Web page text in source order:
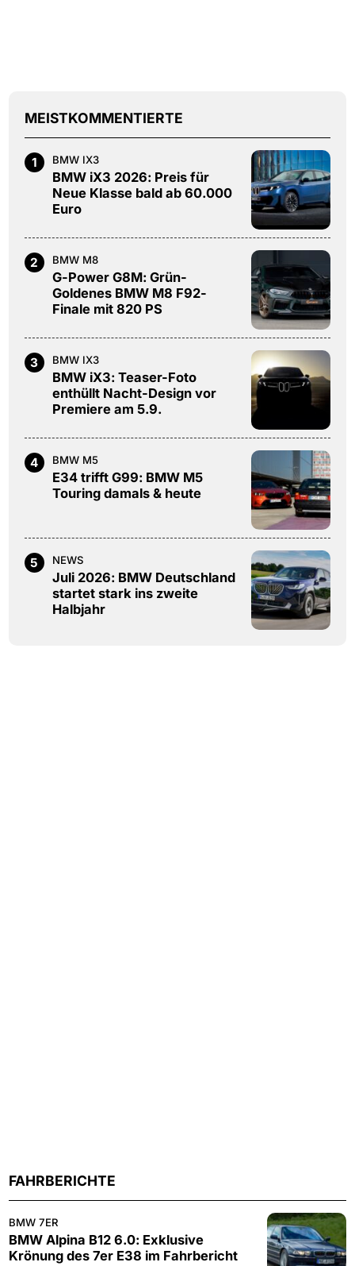
MEISTKOMMENTIERTE
1 BMW IX3
BMW iX3 2026: Preis für
Neue Klasse bald ab 60.000
Euro
2 BMW M8
G-Power G8M: Grün-
Goldenes BMW M8 F92-
Finale mit 820 PS
3 BMW IX3
BMW iX3: Teaser-Foto
enthüllt Nacht-Design vor
Premiere am 5.9.
4 BMW M5
E34 trifft G99: BMW M5
Touring damals & heute
5 NEWS
Juli 2026: BMW Deutschland
startet stark ins zweite
Halbjahr
FAHRBERICHTE
BMW 7ER
BMW Alpina B12 6.0: Exklusive
Krönung des 7er E38 im Fahrbericht